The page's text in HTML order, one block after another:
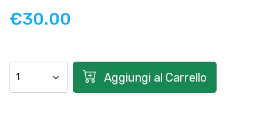
€30.00
Aggiungi al Carrello